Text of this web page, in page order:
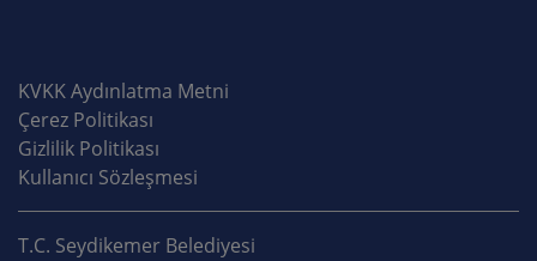
KVKK Aydınlatma Metni
Çerez Politikası
Gizlilik Politikası
Kullanıcı Sözleşmesi
T.C. Seydikemer Belediyesi